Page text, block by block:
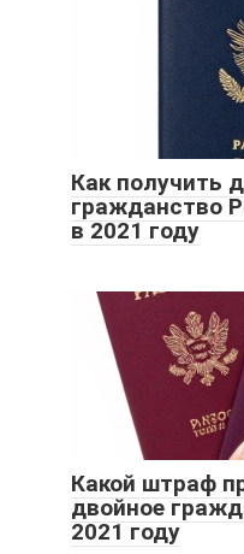
Как получить
гражданство
в 2021 году
Какой штраф
двойное
2021 году